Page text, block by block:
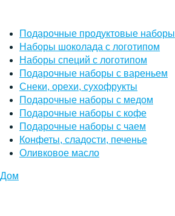
Подарочные продуктовые наборы
Наборы шоколада с логотипом
Наборы специй с логотипом
Подарочные наборы с вареньем
Снеки, орехи, сухофрукты
Подарочные наборы с медом
Подарочные наборы с кофе
Подарочные наборы с чаем
Конфеты, сладости, печенье
Оливковое масло
Дом